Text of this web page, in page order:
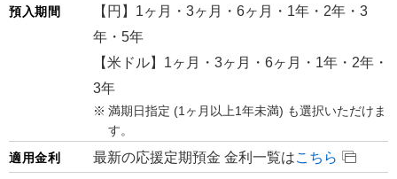
預入期間
【円】1ヶ月・3ヶ月・6ヶ月・1年・2年・3
年・5年
【米ドル】1ヶ月・3ヶ月・6ヶ月・1年・2年・
3年
満期日指定 (1ヶ月以上1年未満) も選択いただけま
す。
適用金利
最新の応援定期預金 金利一覧はこちら